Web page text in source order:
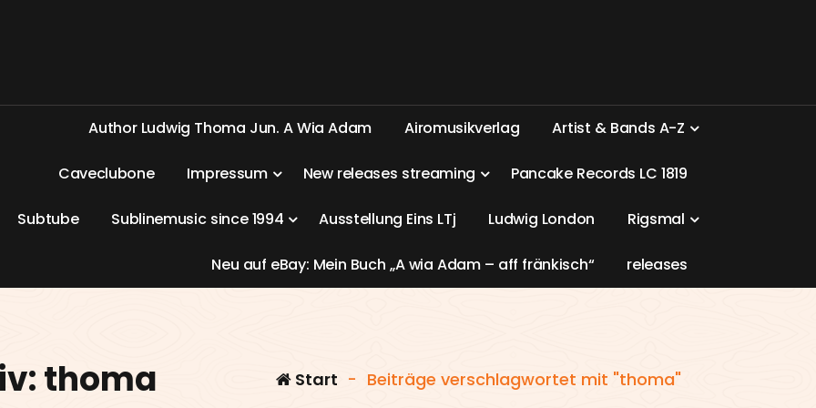
Author Ludwig Thoma Jun. AWia Adam Airomusikverlag Artist & Bands A-Z
Caveclubone Impressum New releases streaming Pancake Records LC 1819
Subtube Sublinemusic since1994 Ausstellung Eins LTj Ludwig London Rigsmal
Neu auf eBay: Mein Buch „Awia Adam – aff fränkisch“ releases
thoma Start - Beiträge verschlagwortet mit "thoma"